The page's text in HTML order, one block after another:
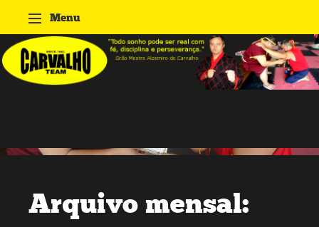
Menu
Pular para o conteúdo
Academia
Carvalho
Arquivo mensal: